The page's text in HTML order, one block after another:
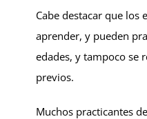
Cabe destacar que los
aprender, y pueden
edades, y tampoco se
previos.
Muchos practicantes